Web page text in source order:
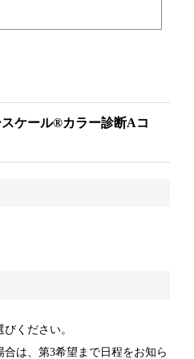
ケール®カラー診断Aコ
ください。
は、第3希望まで日程をお知ら